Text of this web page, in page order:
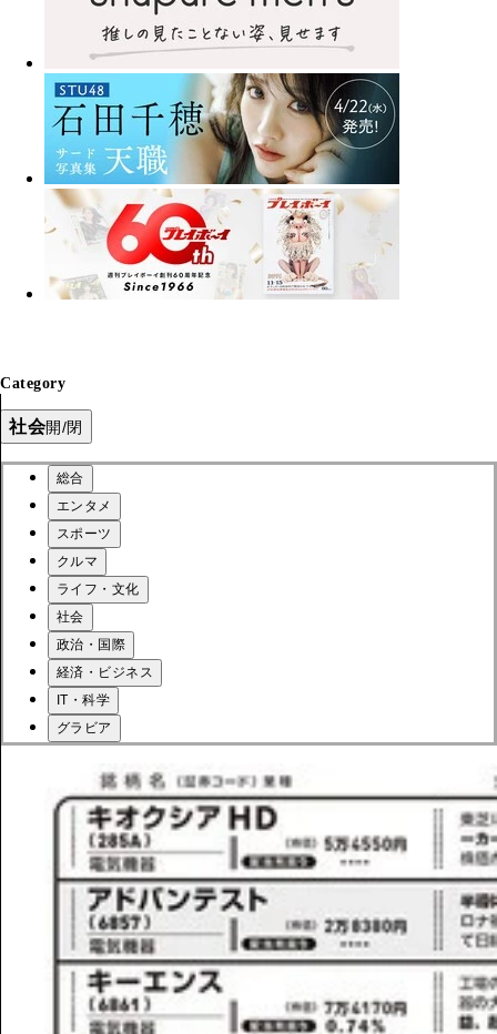
Category
社会開/閉
総合
エンタメ
スポーツ
クルマ
ライフ・文化
社会
政治・国際
経済・ビジネス
IT・科学
グラビア